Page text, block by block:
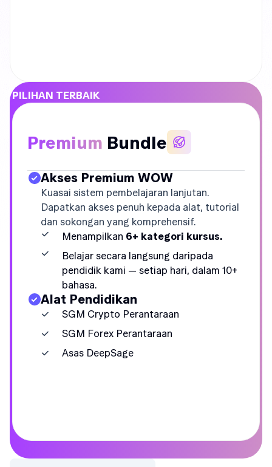
PILIHAN TERBAIK
Premium Bundle
Akses Premium WOW
Kuasai sistem pembelajaran lanjutan.
Dapatkan akses penuh kepada alat, tutorial
dan sokongan yang komprehensif.
Menampilkan 6+ kategori kursus.
Belajar secara langsung daripada
pendidik kami — setiap hari, dalam 10+
bahasa.
Alat Pendidikan
SGM Crypto Perantaraan
SGM Forex Perantaraan
Asas DeepSage